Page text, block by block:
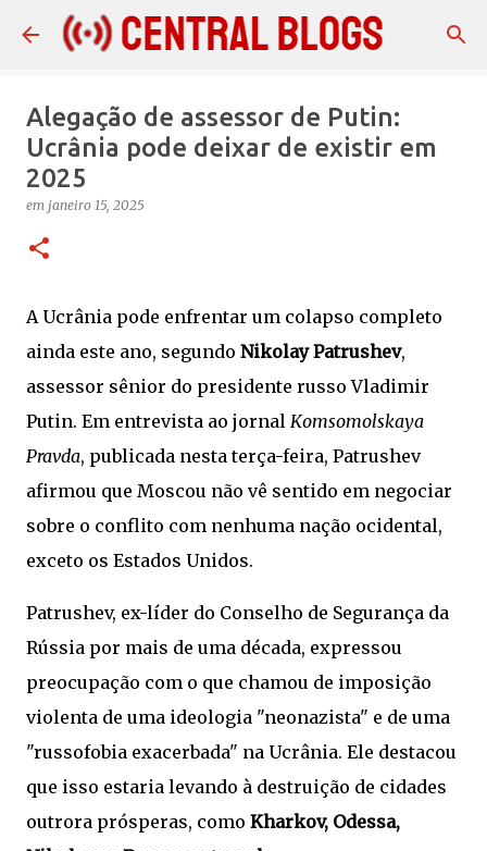
Pular para o conteúdo principal
Alegação de assessor de Putin:
Ucrânia pode deixar de existir em
2025
em janeiro 15, 2025
A Ucrânia pode enfrentar um colapso completo
ainda este ano, segundo Nikolay Patrushev,
assessor sênior do presidente russo Vladimir
Putin. Em entrevista ao jornal Komsomolskaya
Pravda, publicada nesta terça-feira, Patrushev
afirmou que Moscou não vê sentido em negociar
sobre o conflito com nenhuma nação ocidental,
exceto os Estados Unidos.
Patrushev, ex-líder do Conselho de Segurança da
Rússia por mais de uma década, expressou
preocupação com o que chamou de imposição
violenta de uma ideologia "neonazista" e de uma
"russofobia exacerbada" na Ucrânia. Ele destacou
que isso estaria levando à destruição de cidades
outrora prósperas, como Kharkov, Odessa,